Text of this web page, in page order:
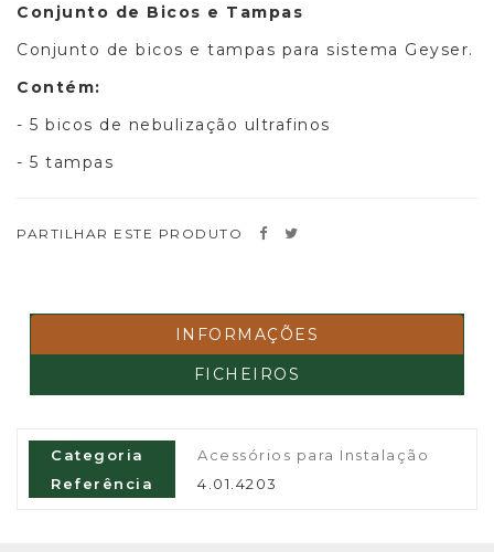
Conjunto de Bicos e Tampas
Conjunto de bicos e tampas para sistema Geyser.
Contém:
- 5 bicos de nebulização ultrafinos
- 5 tampas
PARTILHAR ESTE PRODUTO
INFORMAÇÕES
FICHEIROS
Categoria
Acessórios para Instalação
Referência
4.01.4203